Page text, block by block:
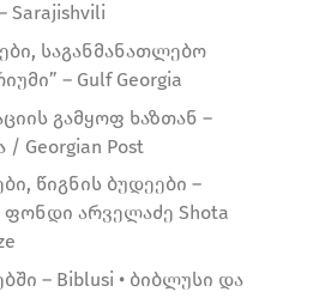
Sarajishvili
საგანმანათლებო
– Gulf Georgia
გამყოფ ხაზთან –
Georgian Post
წიგნის ბუდეები –
ფონდი არველაძე Shota
– Biblusi • ბიბლუსი და